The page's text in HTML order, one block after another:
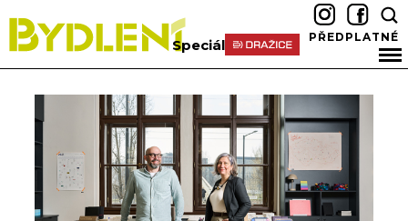
Speciál PŘEDPLATNÉ